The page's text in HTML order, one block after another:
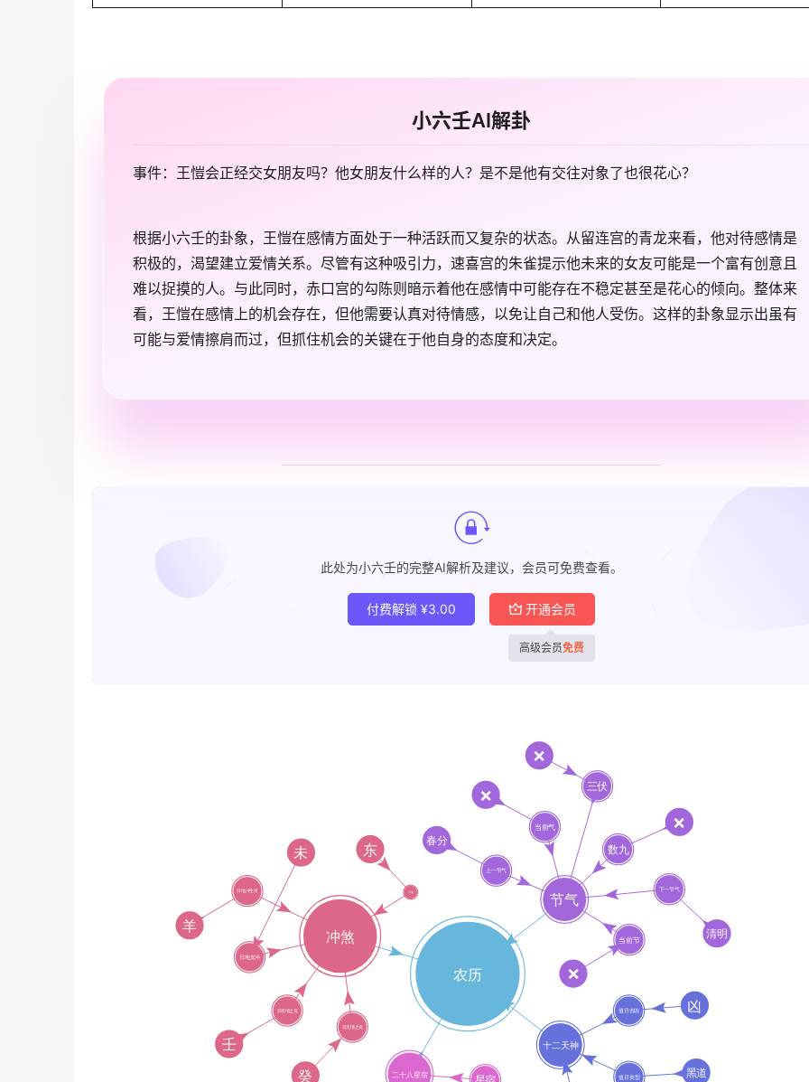
小六壬AI解卦
事件：王愷会正经交女朋友吗？他女朋友什么样的人？是不是他有交往对象了也很花心？
根据小六壬的卦象，王愷在感情方面处于一种活跃而又复杂的状态。从留连宫的青龙来看，他对待感情是
积极的，渴望建立爱情关系。尽管有这种吸引力，速喜宫的朱雀提示他未来的女友可能是一个富有创意且
难以捉摸的人。与此同时，赤口宫的勾陈则暗示着他在感情中可能存在不稳定甚至是花心的倾向。整体来
看，王愷在感情上的机会存在，但他需要认真对待情感，以免让自己和他人受伤。这样的卦象显示出虽有
可能与爱情擦肩而过，但抓住机会的关键在于他自身的态度和决定。
此处为小六壬的完整AI解析及建议，会员可免费查看。
付费解锁 ¥3.00 开通会员
高级会员免费